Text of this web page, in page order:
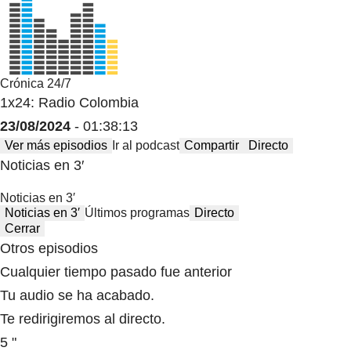
Crónica 24/7
1x24: Radio Colombia
23/08/2024 - 01:38:13
Ver más episodios Ir al podcast Compartir Directo
Noticias en 3′
Noticias en 3′
Noticias en 3′ Últimos programas Directo
Cerrar
Otros episodios
Cualquier tiempo pasado fue anterior
Tu audio se ha acabado.
Te redirigiremos al directo.
5 "